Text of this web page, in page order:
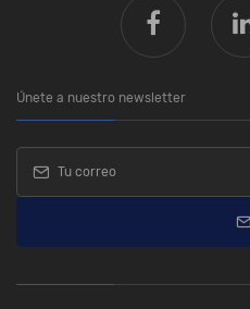
Únete a nuestro newsletter